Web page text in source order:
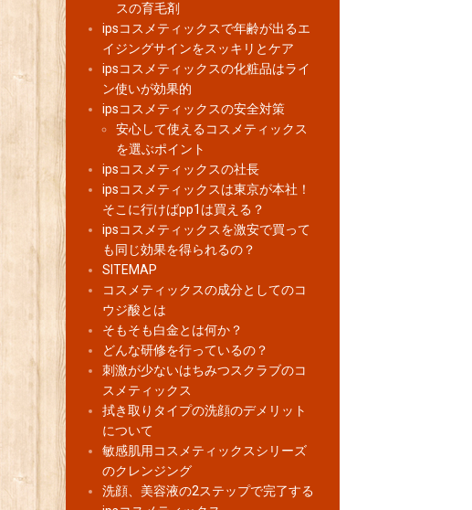
スの育毛剤
ipsコスメティックスで年齢が出るエ
イジングサインをスッキリとケア
ipsコスメティックスの化粧品はライ
ン使いが効果的
ipsコスメティックスの安全対策
安心して使えるコスメティックス
を選ぶポイント
ipsコスメティックスの社長
ipsコスメティックスは東京が本社！
そこに行けばpp1は買える？
ipsコスメティックスを激安で買って
も同じ効果を得られるの？
SITEMAP
コスメティックスの成分としてのコ
ウジ酸とは
そもそも白金とは何か？
どんな研修を行っているの？
刺激が少ないはちみつスクラブのコ
スメティックス
拭き取りタイプの洗顔のデメリット
について
敏感肌用コスメティックスシリーズ
のクレンジング
洗顔、美容液の2ステップで完了する